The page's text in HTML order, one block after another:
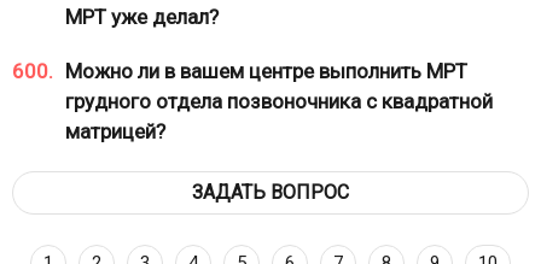
МРТ уже делал?
600.
Можно ли в вашем центре выполнить МРТ
грудного отдела позвоночника с квадратной
матрицей?
ЗАДАТЬ ВОПРОС